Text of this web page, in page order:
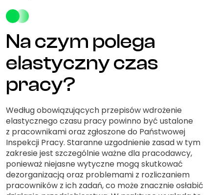
Na czym polega
elastyczny czas
pracy?
Według obowiązujących przepisów wdrożenie
elastycznego czasu pracy powinno być ustalone
z pracownikami oraz zgłoszone do Państwowej
Inspekcji Pracy. Staranne uzgodnienie zasad w tym
zakresie jest szczególnie ważne dla pracodawcy,
ponieważ niejasne wytyczne mogą skutkować
dezorganizacją oraz problemami z rozliczaniem
pracowników z ich zadań, co może znacznie osłabić